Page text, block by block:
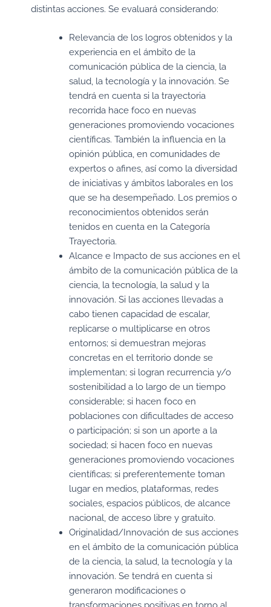
distintas acciones. Se evaluará considerando:
Relevancia de los logros obtenidos y la
experiencia en el ámbito de la
comunicación pública de la ciencia, la
salud, la tecnología y la innovación. Se
tendrá en cuenta si la trayectoria
recorrida hace foco en nuevas
generaciones promoviendo vocaciones
científicas. También la influencia en la
opinión pública, en comunidades de
expertos o afines, así como la diversidad
de iniciativas y ámbitos laborales en los
que se ha desempeñado. Los premios o
reconocimientos obtenidos serán
tenidos en cuenta en la Categoría
Trayectoria.
Alcance e Impacto de sus acciones en el
ámbito de la comunicación pública de la
ciencia, la tecnología, la salud y la
innovación. Si las acciones llevadas a
cabo tienen capacidad de escalar,
replicarse o multiplicarse en otros
entornos; si demuestran mejoras
concretas en el territorio donde se
implementan; si logran recurrencia y/o
sostenibilidad a lo largo de un tiempo
considerable; si hacen foco en
poblaciones con dificultades de acceso
o participación; si son un aporte a la
sociedad; si hacen foco en nuevas
generaciones promoviendo vocaciones
científicas; si preferentemente toman
lugar en medios, plataformas, redes
sociales, espacios públicos, de alcance
nacional, de acceso libre y gratuito.
Originalidad/Innovación de sus acciones
en el ámbito de la comunicación pública
de la ciencia, la salud, la tecnología y la
innovación. Se tendrá en cuenta si
generaron modificaciones o
transformaciones positivas en torno al